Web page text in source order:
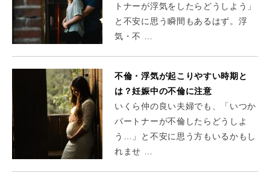
トナーが浮気をしたらどうしよう」
と不安に思う瞬間もあるはず。浮
気・不 …
不倫・浮気が起こりやすい時期と
は？妊娠中の不倫に注意
いくら仲の良い夫婦でも、「いつか
パートナーが不倫したらどうしよ
う…」と不安に思う方もいるかもし
れませ …